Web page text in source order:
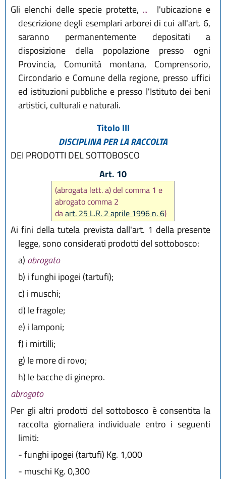
Gli elenchi delle specie protette, ...
l'ubicazione e
descrizione degli esemplari arborei di cui all'art. 6,
saranno permanentemente depositati a
disposizione della popolazione presso ogni
Provincia, Comunità montana, Comprensorio,
Circondario e Comune della regione, presso uffici
ed istituzioni pubbliche e presso l'Istituto dei beni
artistici, culturali e naturali.
Titolo III
DISCIPLINA PER LA RACCOLTA
DEI PRODOTTI DEL SOTTOBOSCO
Art. 10
(abrogata lett. a) del comma 1 e
abrogato comma 2
daart. 25 L.R. 2 aprile 1996 n. 6)
Ai fini della tutela prevista dall'art. 1 della presente
legge, sono considerati prodotti del sottobosco:
a) abrogato
b) i funghi ipogei (tartufi);
c) i muschi;
d) le fragole;
e) i lamponi;
f) i mirtilli;
g) le more di rovo;
h) le bacche di ginepro.
abrogato
Per gli altri prodotti del sottobosco è consentita la
raccolta giornaliera individuale entro i seguenti
limiti:
-funghi ipogei (tartufi) Kg. 1,000
- muschi Kg. 0,300